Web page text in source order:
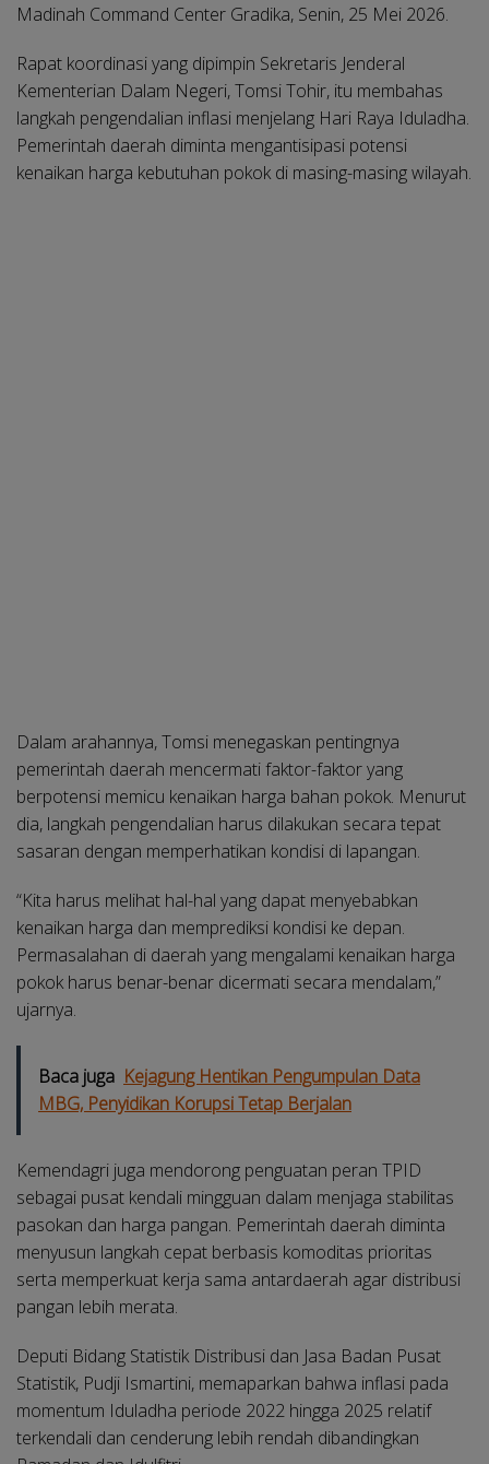
Madinah Command Center Gradika, Senin, 25 Mei 2026.
Rapat koordinasi yang dipimpin Sekretaris Jenderal
Kementerian Dalam Negeri, Tomsi Tohir, itu membahas
langkah pengendalian inflasi menjelang Hari Raya Iduladha.
Pemerintah daerah diminta mengantisipasi potensi
kenaikan harga kebutuhan pokok di masing-masing wilayah.
Dalam arahannya, Tomsi menegaskan pentingnya
pemerintah daerah mencermati faktor-faktor yang
berpotensi memicu kenaikan harga bahan pokok. Menurut
dia, langkah pengendalian harus dilakukan secara tepat
sasaran dengan memperhatikan kondisi di lapangan.
“Kita harus melihat hal-hal yang dapat menyebabkan
kenaikan harga dan memprediksi kondisi ke depan.
Permasalahan di daerah yang mengalami kenaikan harga
pokok harus benar-benar dicermati secara mendalam,”
ujarnya.
Baca juga Kejagung Hentikan Pengumpulan Data
MBG, Penyidikan Korupsi Tetap Berjalan
Kemendagri juga mendorong penguatan peran TPID
sebagai pusat kendali mingguan dalam menjaga stabilitas
pasokan dan harga pangan. Pemerintah daerah diminta
menyusun langkah cepat berbasis komoditas prioritas
serta memperkuat kerja sama antardaerah agar distribusi
pangan lebih merata.
Deputi Bidang Statistik Distribusi dan Jasa Badan Pusat
Statistik, Pudji Ismartini, memaparkan bahwa inflasi pada
momentum Iduladha periode 2022 hingga 2025 relatif
terkendali dan cenderung lebih rendah dibandingkan